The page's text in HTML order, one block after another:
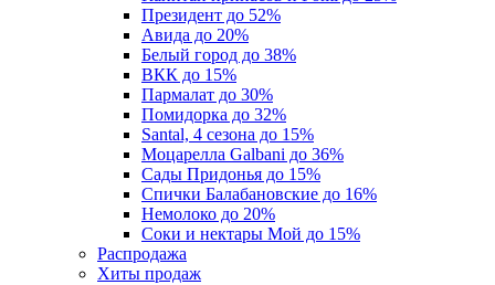
Президент до 52%
Авида до 20%
Белый город до 38%
ВКК до 15%
Пармалат до 30%
Помидорка до 32%
Santal, 4 сезона до 15%
Моцарелла Galbani до 36%
Сады Придонья до 15%
Спички Балабановские до 16%
Немолоко до 20%
Соки и нектары Мой до 15%
Распродажа
Хиты продаж